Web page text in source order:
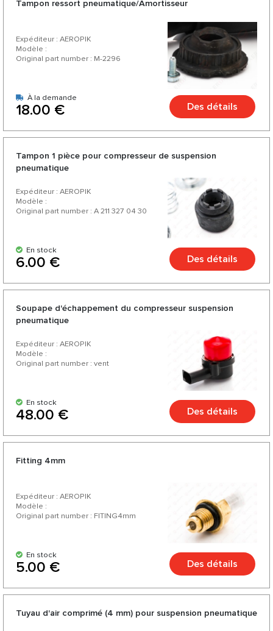
d'une variété de plus de 200 produits pour votre voiture.
Tampon ressort pneumatique/Amortisseur
Expéditeur : AEROPIK
Modèle :
Original part number : M-2296
À la demande
18.00 € Des détails
Tampon 1 pièce pour compresseur de suspension
pneumatique
Expéditeur : AEROPIK
Modèle :
Original part number : A 211 327 04 30
En stock
6.00 € Des détails
Soupape d'échappement du compresseur suspension
pneumatique
Expéditeur : AEROPIK
Modèle :
Original part number : vent
En stock
48.00 € Des détails
Fitting 4mm
Expéditeur : AEROPIK
Modèle :
Original part number : FITING4mm
En stock
5.00 € Des détails
Tuyau d'air comprimé (4 mm) pour suspension pneumatique